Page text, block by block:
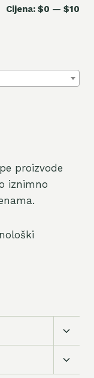
Cijena: $0 — $10
proizvode
iznimno